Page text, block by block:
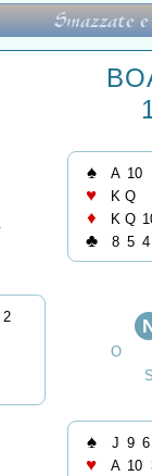
Smazzate
♠ A 10
♥ K Q
♦ K Q
♣ 8 5 4
2
O
♠ J 9 6
♥ A 10